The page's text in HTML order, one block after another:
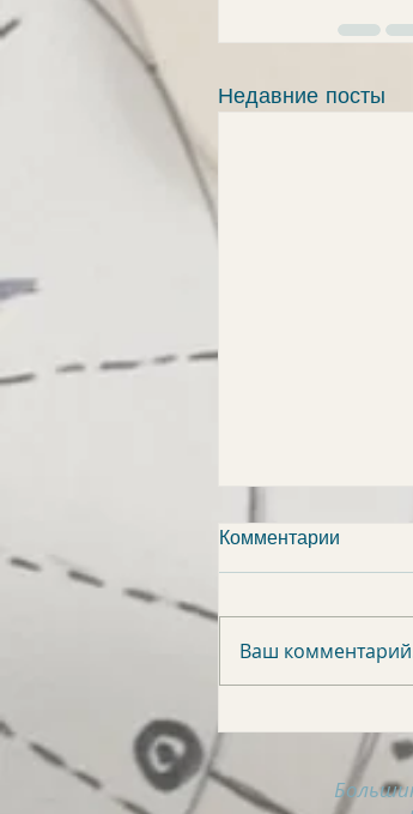
Недавние посты
Комментарии
Ваш